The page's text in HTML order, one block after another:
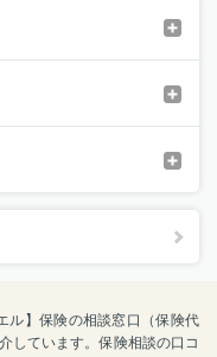
ル】保険の相談窓口（保険代
しています。保険相談の口コ